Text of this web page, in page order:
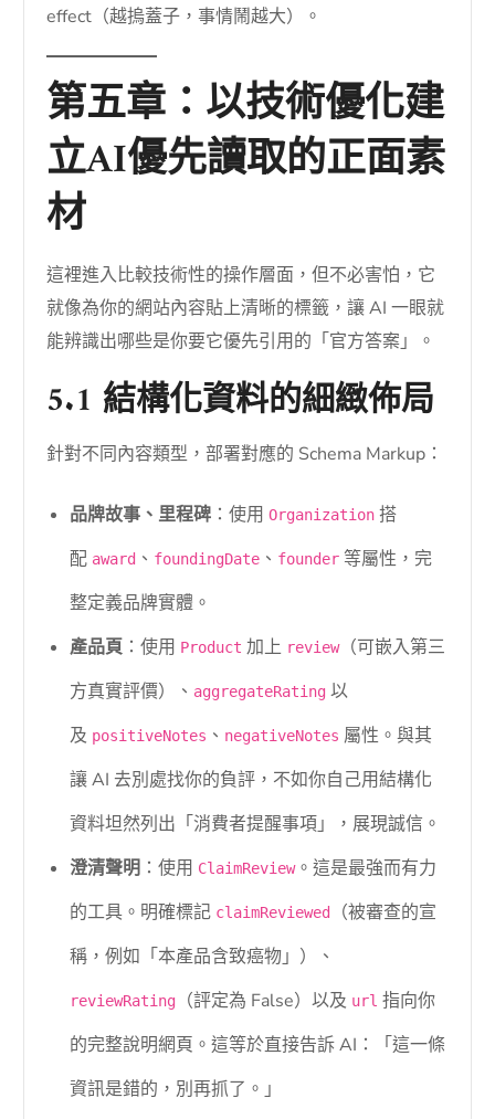
effect（越摀蓋子，事情鬧越大）。
第五章：以技術優化建
立AI優先讀取的正面素
材
這裡進入比較技術性的操作層面，但不必害怕，它
就像為你的網站內容貼上清晰的標籤，讓 AI 一眼就
能辨識出哪些是你要它優先引用的「官方答案」。
5.1 結構化資料的細緻佈局
針對不同內容類型，部署對應的 Schema Markup：
品牌故事、里程碑 ：使用Organization 搭
配 award 、 foundingDate 、 founder 等屬性，完
整定義品牌實體。
產品頁 ：使用 Product 加上 review（可嵌入第三
方真實評價）、 aggregateRating 以
及 positiveNotes 、 negativeNotes 屬性。與其
讓 AI 去別處找你的負評，不如你自己用結構化
資料坦然列出「消費者提醒事項」，展現誠信。
澄清聲明 ：使用 ClaimReview。這是最強而有力
的工具。明確標記 claimReviewed
（被審查的宣
稱，例如「本產品含致癌物」）、
reviewRating （評定為 False）以及 url 指向你
的完整說明網頁。這等於直接告訴 AI：「這一條
資訊是錯的，別再抓了。」